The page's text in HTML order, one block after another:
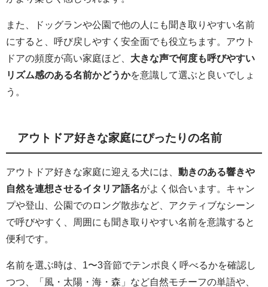
また、ドッグランや公園で他の人にも聞き取りやすい名前
にすると、呼び戻しやすく安全面でも役立ちます。アウト
ドアの頻度が高い家庭ほど、 大きな声で何度も呼びやすい
リズム感のある名前かどうかを意識して選ぶと良いでしょ
う。
アウトドア好きな家庭にぴったりの名前
アウトドア好きな家庭に迎える犬には、 動きのある響きや
自然を連想させるイタリア語名がよく似合います。キャン
プや登山、公園でのロング散歩など、アクティブなシーン
で呼びやすく、周囲にも聞き取りやすい名前を意識すると
便利です。
名前を選ぶ時は、1〜3音節でテンポ良く呼べるかを確認し
つつ、「風・太陽・海・森」など自然モチーフの単語や、